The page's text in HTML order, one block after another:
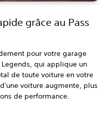
grâce au Pass
pour votre garage
Legends, qui applique un
de toute voiture en votre
voiture augmente, plus
de performance.